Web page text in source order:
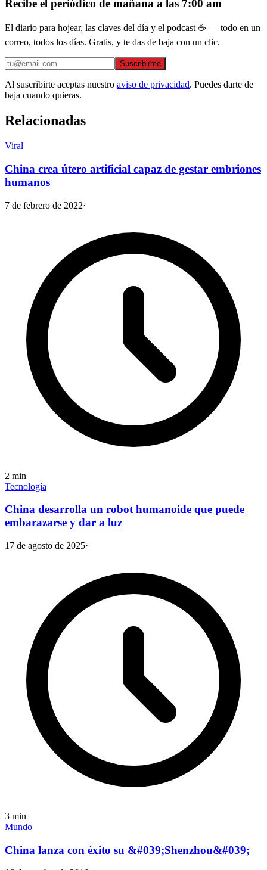
Recibe el periódico de mañana a las 7:00 am
El diario para hojear, las claves del día y el podcast ☕ — todo en un
correo, todos los días. Gratis, y te das de baja con un clic.
Suscribirme
Al suscribirte aceptas nuestro aviso de privacidad. Puedes darte de
baja cuando quieras.
Relacionadas
Viral
China crea útero artificial capaz de gestar embriones
humanos
7 de febrero de 2022·
2 min
Tecnología
China desarrolla un robot humanoide que puede
embarazarse y dar a luz
17 de agosto de 2025·
3 min
Mundo
China lanza con éxito su &#039;Shenzhou&#039;